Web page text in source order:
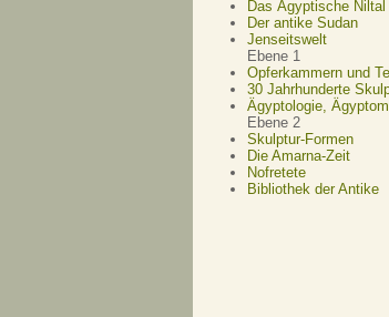
Das Ägyptische Niltal
Der antike Sudan
Jenseitswelt
Ebene 1
Opferkammern und
30 Jahrhunderte
Ägyptologie,
Ebene 2
Skulptur-Formen
Die Amarna-Zeit
Nofretete
Bibliothek der Antike